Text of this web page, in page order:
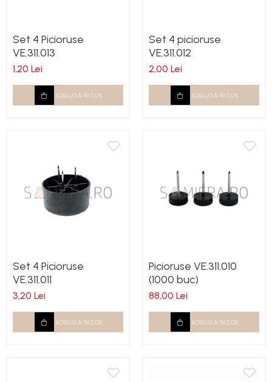
Set 4 Picioruse
VE.311.013
1,20 Lei
ADAUGA IN COS
Set 4 picioruse
VE.311.012
2,00 Lei
ADAUGA IN COS
Set 4 Picioruse
VE.311.011
3,20 Lei
ADAUGA IN COS
Picioruse VE.311.010
(1000 buc)
88,00 Lei
ADAUGA IN COS